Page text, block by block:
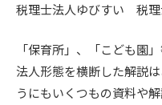
税理士法人ゆびすい 税
「保育所」、「こども園
法人形態を横断した解説
うにもいくつもの資料や